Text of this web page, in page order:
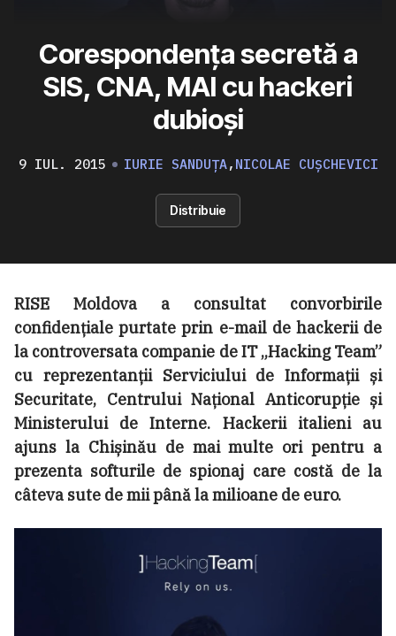
Corespondența secretă a
SIS, CNA, MAI cu hackeri
dubioși
9 IUL. 2015 IURIE SANDUȚA, NICOLAE CUȘCHEVICI
Distribuie
RISE Moldova a consultat convorbirile
confidențiale purtate prin e-mail de hackerii de
la controversata companie de IT „Hacking Team”
cu reprezentanții Serviciului de Informații și
Securitate, Centrului Național Anticorupție și
Ministerului de Interne. Hackerii italieni au
ajuns la Chișinău de mai multe ori pentru a
prezenta softurile de spionaj care costă de la
câteva sute de mii până la milioane de euro.